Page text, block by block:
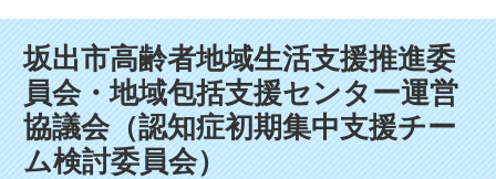
坂出市高齢者地域生活支援推進委
員会・地域包括支援センター運営
協議会（認知症初期集中支援チー
ム検討委員会）